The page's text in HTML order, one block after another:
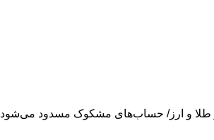
طلا و ارز/ حساب‌های مشکوک مسدود می‌شود